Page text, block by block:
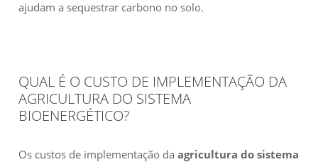
ajudam a sequestrar carbono no solo.
QUAL É O CUSTO DE IMPLEMENTAÇÃO DA
AGRICULTURA DO SISTEMA
BIOENERGÉTICO?
Os custos de implementação da agricultura do sistema